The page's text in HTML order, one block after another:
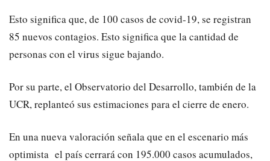
Esto significa que, de 100 casos de covid-19, se registran
85 nuevos contagios. Esto significa que la cantidad de
personas con el virus sigue bajando.
Por su parte, el Observatorio del Desarrollo, también de la
UCR, replanteó sus estimaciones para el cierre de enero.
En una nueva valoración señala que en el escenario más
optimista el país cerrará con 195.000 casos acumulados,